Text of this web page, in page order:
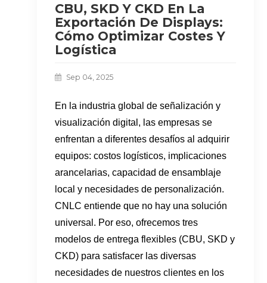
CBU, SKD Y CKD En La
Exportación De Displays:
Cómo Optimizar Costes Y
Logística
Sep 04, 2025
En la industria global de señalización y
visualización digital, las empresas se
enfrentan a diferentes desafíos al adquirir
equipos: costos logísticos, implicaciones
arancelarias, capacidad de ensamblaje
local y necesidades de personalización.
CNLC entiende que no hay una solución
universal. Por eso, ofrecemos tres
modelos de entrega flexibles (CBU, SKD y
CKD) para satisfacer las diversas
necesidades de nuestros clientes en los